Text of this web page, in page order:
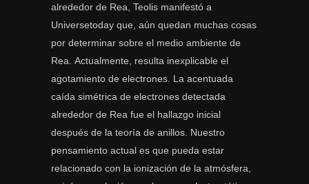
alrededor de Rea, Teolis manifestó a
Universetoday que, aún quedan muchas cosas
por determinar sobre el medio ambiente de
Rea. Actualmente, resulta inexplicable el
agotamiento de electrones. La acentuada
caída simétrica de electrones detectada
alrededor de Rea fue el hallazgo inicial
después de la teoría de anillos. Nuestro
pensamiento actual es que pueda estar
relacionado con la ionización de la atmósfera,